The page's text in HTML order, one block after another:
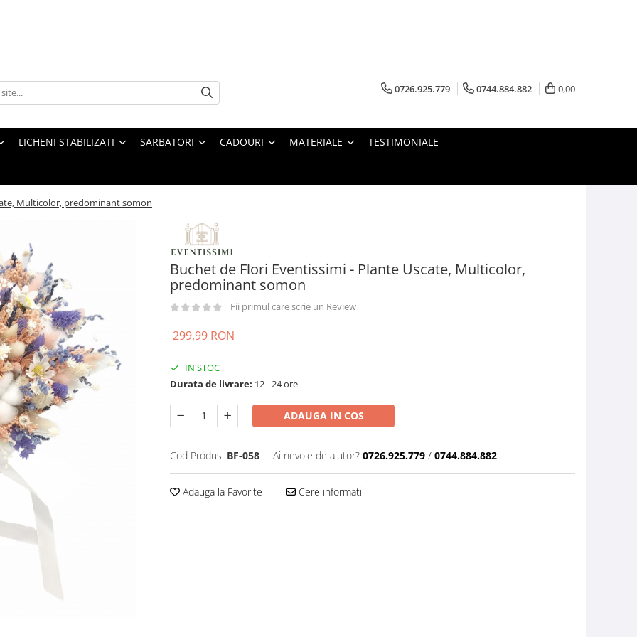
0726.925.779 0744.884.882 0,00
LICHENI STABILIZATI SARBATORI CADOURI MATERIALE TESTIMONIALE
Multicolor, predominant somon
Buchet de Flori Eventissimi - Plante Uscate, Multicolor,
predominant somon
Fii primul care scrie un Review
299,99 RON
IN STOC
Durata de livrare: 12 - 24 ore
ADAUGA IN COS
Cod Produs: BF-058 Ai nevoie de ajutor? 0726.925.779 / 0744.884.882
Adauga la Favorite Cere informatii